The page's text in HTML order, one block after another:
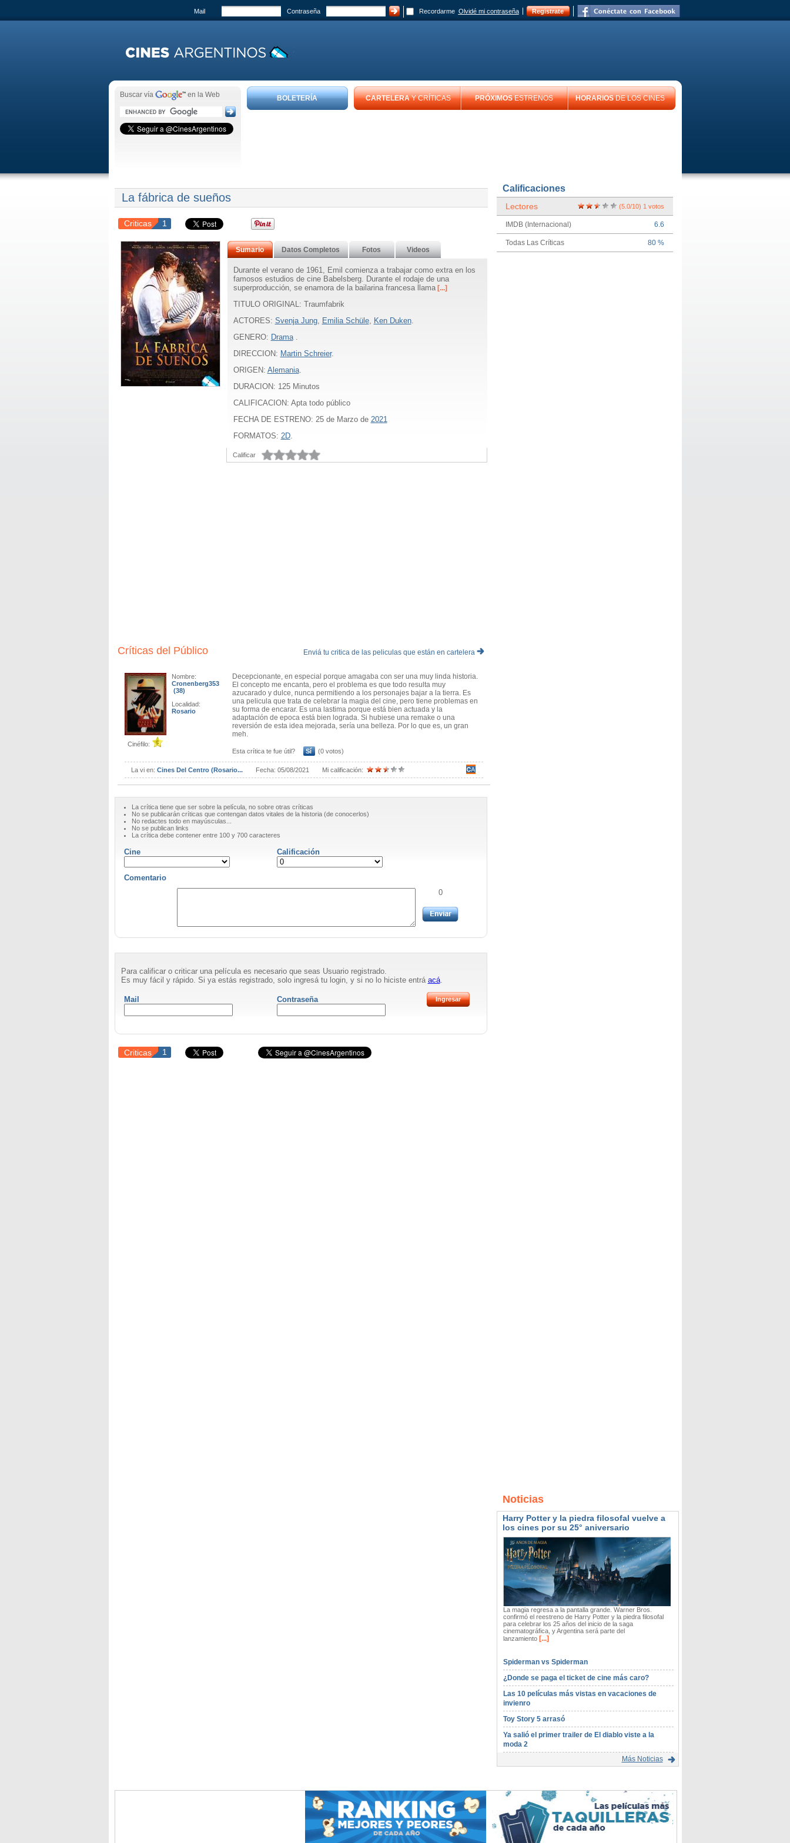
Mail Contraseña Recordarme Olvidé mi contraseña Registrate
Buscar vía en la Web BOLETERÍA CARTELERAY CRÍTICAS PRÓXIMOSESTRENOS HORARIOSDE LOS CINES
La fábrica de sueños
Criticas 1
Sumario Datos Completos Fotos Videos
Durante el verano de 1961, Emil comienza a trabajar como extra en los
famosos estudios de cine Babelsberg. Durante el rodaje de una
superproducción, se enamora de la bailarina francesa llama[...]
TITULO ORIGINAL: Traumfabrik
ACTORES: Svenja Jung, Emilia Schüle, Ken Duken.
GENERO: Drama.
DIRECCION: Martin Schreier.
ORIGEN: Alemania.
DURACION: 125Minutos
CALIFICACION: Apta todo público
FECHA DE ESTRENO: 25 de Marzo de 2021
FORMATOS: 2D.
Calificar
Enviá tu critica de las peliculas que están en cartelera
Críticas del Público
Cinéfilo:
Nombre:
Cronenberg353
(38)
Localidad:
Rosario
Decepcionante, en especial porque amagaba con ser una muy linda historia.
El concepto me encanta, pero el problema es que todo resulta muy
azucarado y dulce, nunca permitiendo a los personajes bajar a la tierra. Es
una pelicula que trata de celebrar la magia del cine, pero tiene problemas en
su forma de encarar. Es una lastima porque está bien actuada y la
adaptación de epoca está bien lograda. Si hubiese una remake o una
reversión de esta idea mejorada, sería una belleza. Por lo que es, un gran
meh.
Esta crítica te fue útil? Sí (0 votos)
La vi en:Cines Del Centro (Rosario... Fecha:05/08/2021 Mi calificación:
La crítica tiene que ser sobre la película, no sobre otras críticas
No se publicarán críticas que contengan datos vitales de la historia (de conocerlos)
No redactes todo en mayúsculas...
No se publican links
La crítica debe contener entre 100 y 700 caracteres
Cine Calificación
Comentario
0
Para calificar o criticar una película es necesario que seas Usuario registrado.
Es muy fácil y rápido. Si ya estás registrado, solo ingresá tu login, y si no lo hiciste entrá acá.
Mail Contraseña
Criticas 1
Calificaciones
Lectores (5.0/10) 1 votos
IMDB (Internacional) 6.6
Todas Las Críticas 80 %
Noticias
Harry Potter y la piedra filosofal vuelve a
los cines por su 25° aniversario
La magia regresa a la pantalla grande. Warner Bros.
confirmó el reestreno de Harry Potter y la piedra filosofal
para celebrar los 25 años del inicio de la saga
cinematográfica, y Argentina será parte del
lanzamiento[...]
Spiderman vs Spiderman
¿Donde se paga el ticket de cine más caro?
Las 10 películas más vistas en vacaciones de
invienro
Toy Story 5 arrasó
Ya salió el primer trailer de El diablo viste a la
moda 2
Más Noticias